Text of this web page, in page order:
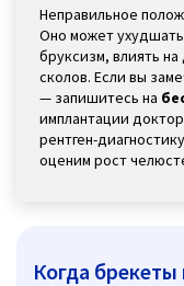
Неправильное
Оно может
бруксизм, влиять
сколов. Если вы
— запишитесь на
имплантации
рентген-
оценим рост
Когда брекеты